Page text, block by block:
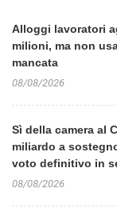
Alloggi lavoratori
milioni, ma non
mancata
08/08/2026
Sì della camera al
miliardo a
voto definitivo in
08/08/2026